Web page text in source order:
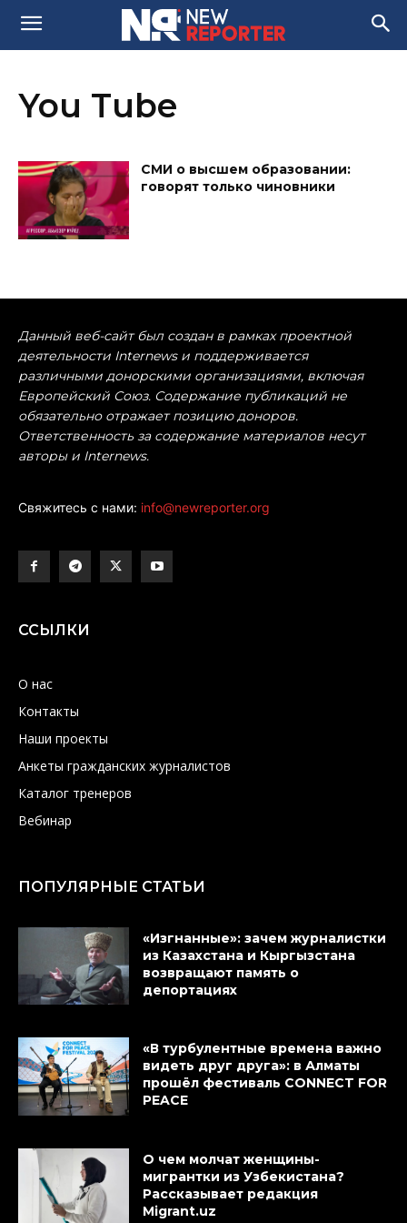
You Tube
СМИ о высшем образовании:
говорят только чиновники
Данный веб-сайт был создан в рамках проектной
деятельности Internews и поддерживается
различными донорскими организациями, включая
Европейский Союз. Содержание публикаций не
обязательно отражает позицию доноров.
Ответственность за содержание материалов несут
авторы и Internews.
Свяжитесь с нами: info@newreporter.org
ССЫЛКИ
О нас
Контакты
Наши проекты
Анкеты гражданских журналистов
Каталог тренеров
Вебинар
ПОПУЛЯРНЫЕ СТАТЬИ
«Изгнанные»: зачем журналистки
из Казахстана и Кыргызстана
возвращают память о
депортациях
«В турбулентные времена важно
видеть друг друга»: в Алматы
прошёл фестиваль CONNECT FOR
PEACE
О чем молчат женщины-
мигрантки из Узбекистана?
Рассказывает редакция
Migrant.uz